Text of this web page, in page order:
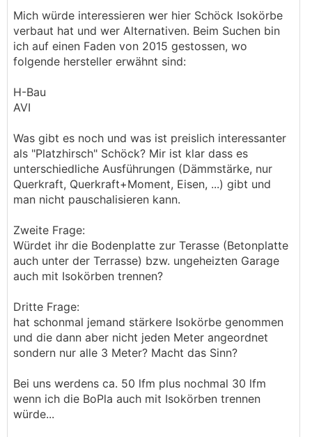
Mich würde interessieren wer hier Schöck Isokörbe
verbaut hat und wer Alternativen. Beim Suchen bin
ich auf einen Faden von 2015 gestossen, wo
folgende hersteller erwähnt sind:
H-Bau
AVI
Was gibt es noch und was ist preislich interessanter
als "Platzhirsch" Schöck? Mir ist klar dass es
unterschiedliche Ausführungen (Dämmstärke, nur
Querkraft, Querkraft+Moment, Eisen, ...) gibt und
man nicht pauschalisieren kann.
Zweite Frage:
Würdet ihr die Bodenplatte zur Terasse (Betonplatte
auch unter der Terrasse) bzw. ungeheizten Garage
auch mit Isokörben trennen?
Dritte Frage:
hat schonmal jemand stärkere Isokörbe genommen
und die dann aber nicht jeden Meter angeordnet
sondern nur alle 3 Meter? Macht das Sinn?
Bei uns werdens ca. 50 lfm plus nochmal 30 lfm
wenn ich die BoPla auch mit Isokörben trennen
würde...